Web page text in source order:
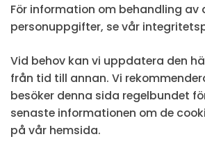
För information om behandling av
personuppgifter, se vår
Vid behov kan vi uppdatera den
från tid till annan. Vi
besöker denna sida regelbundet
senaste informationen om de
på vår hemsida.